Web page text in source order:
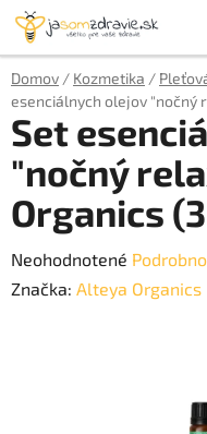
Prejsť
obsah
Domov / Kozmetika /
esenciálnych olejov "nočný
Set
"nočný
Organics (3
Priemerné
hodnotenie
Neohodnotené
Značka: Alteya Organics